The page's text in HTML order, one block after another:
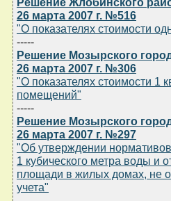
26 марта 2007 г. №516
"О показателях стоимости
-----
Решение Мозырского
26 марта 2007 г. №306
"О показателях стоимости 1
помещений"
-----
Решение Мозырского
26 марта 2007 г. №297
"Об утверждении
1 кубического метра воды и
площади в жилых домах, не
учета"